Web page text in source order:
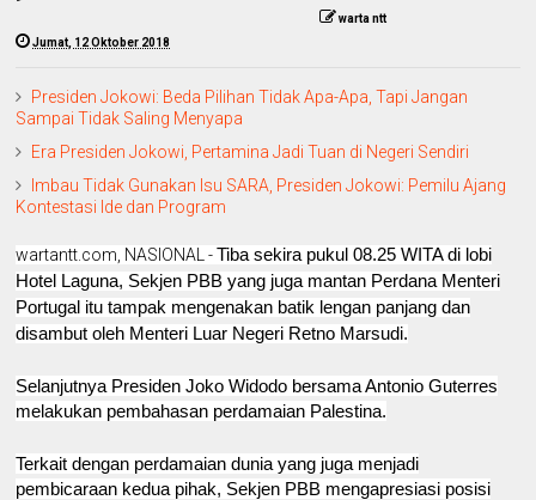
warta ntt
Jumat, 12 Oktober 2018
Presiden Jokowi: Beda Pilihan Tidak Apa-Apa, Tapi Jangan
Sampai Tidak Saling Menyapa
Era Presiden Jokowi, Pertamina Jadi Tuan di Negeri Sendiri
Imbau Tidak Gunakan Isu SARA, Presiden Jokowi: Pemilu Ajang
Kontestasi Ide dan Program
wartantt.com, NASIONAL -Tiba sekira pukul 08.25 WITA di lobi
Hotel Laguna, Sekjen PBB yang juga mantan Perdana Menteri
Portugal itu tampak mengenakan batik lengan panjang dan
disambut oleh Menteri Luar Negeri Retno Marsudi.
Selanjutnya Presiden Joko Widodo bersama Antonio Guterres
melakukan pembahasan perdamaian Palestina.
Terkait dengan perdamaian dunia yang juga menjadi
pembicaraan kedua pihak, Sekjen PBB mengapresiasi posisi